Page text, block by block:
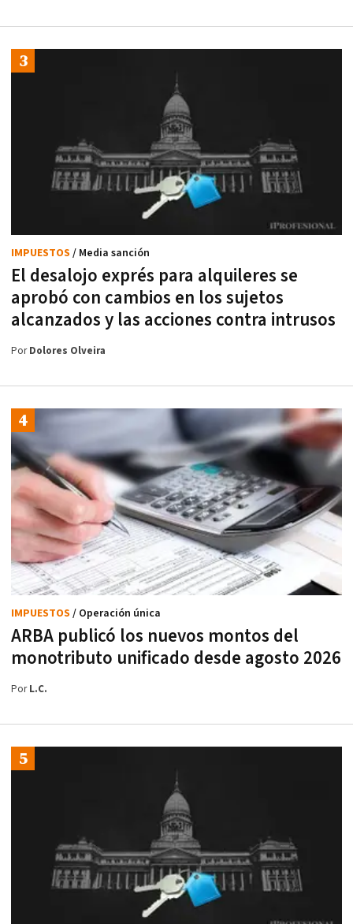
El desalojo exprés para alquileres se
aprobó con cambios en los sujetos
alcanzados y las acciones contra intrusos
IMPUESTOS / Media sanción
PorDolores Olveira
ARBA publicó los nuevos montos del
monotributo unificado desde agosto 2026
IMPUESTOS / Operación única
PorL.C.